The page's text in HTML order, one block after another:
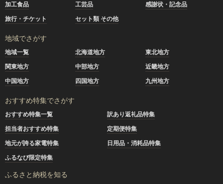
加工食品
工芸品
感謝状・記念品
旅行・チケット
セット類 その他
地域でさがす
地域一覧 北海道地方
東北地方
関東地方
中部地方
近畿地方
中国地方
四国地方 九州地方
おすすめ特集でさがす
おすすめ特集一覧
訳あり返礼品特集
担当者おすすめ特集
定期便特集
地元が誇る家電特集
日用品・消耗品特集
ふるなび限定特集
ふるさと納税を知る